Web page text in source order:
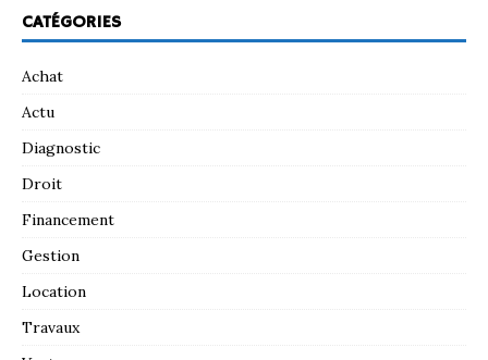
CATÉGORIES
Achat
Actu
Diagnostic
Droit
Financement
Gestion
Location
Travaux